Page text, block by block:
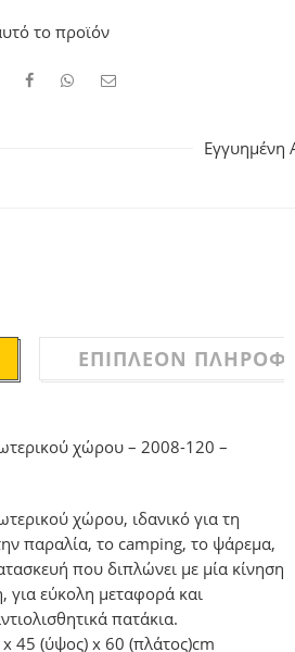
το προϊόν
Εγγυημένη
ΕΠΙΠΛΈΟΝ
χώρου – 2008-120 –
χώρου, ιδανικό για τη
παραλία, το camping, το ψάρεμα,
που διπλώνει με μία κίνηση
για εύκολη μεταφορά και
πατάκια.
x 45 (ύψος) x 60 (πλάτος)cm